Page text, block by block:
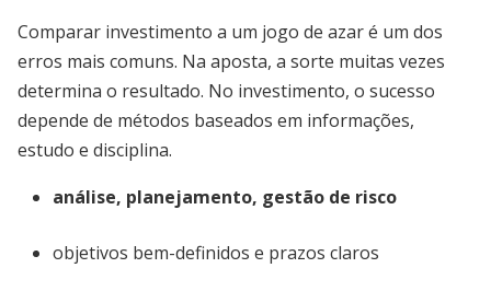
Comparar investimento a um jogo de azar é um dos
erros mais comuns. Na aposta, a sorte muitas vezes
determina o resultado. No investimento, o sucesso
depende de métodos baseados em informações,
estudo e disciplina.
análise, planejamento, gestão de risco
objetivos bem-definidos e prazos claros